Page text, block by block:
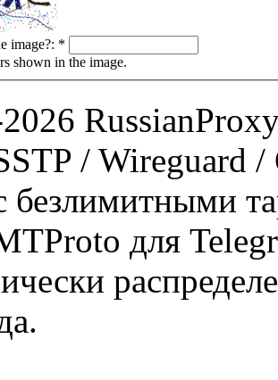
image?: *
shown in the image.
/ Wireguard
безлимитными
для